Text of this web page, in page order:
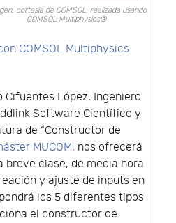
cortesía de COMSOL, realizada usando
COMSOL Multiphysics®
COMSOL Multiphysics
Cifuentes López, Ingeniero
Software Científico y
de “Constructor de
MUCOM, nos ofrecerá
breve clase, de media hora
y ajuste de inputs en
los 5 diferentes tipos
el constructor de